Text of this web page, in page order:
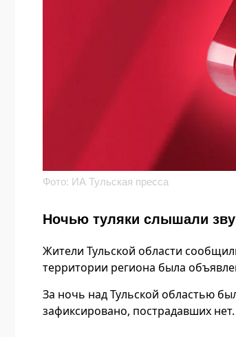
Фото: ИА Тульская пресса
Ночью туляки слышали
Жители Тульской области
территории региона была
За ночь над Тульской областью
зафиксировано, пострадавших